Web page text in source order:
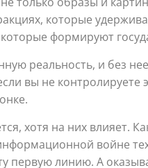
которые
формируют
реальность, и без
вы не контролируете
хотя на них влияет.
войне
первую линию. А